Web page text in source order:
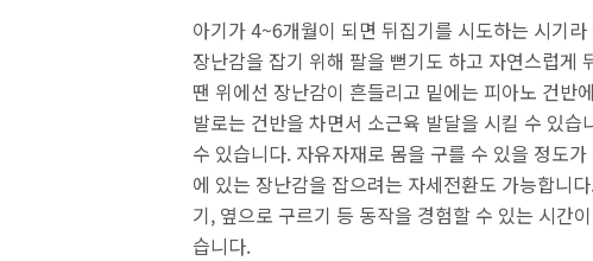
아기가 4~6개월이 되면 뒤집기를 시도하는 시기
장난감을 잡기 위해 팔을 뻗기도 하고 자연스럽게
땐 위에선 장난감이 흔들리고 밑에는 피아노 건반
발로는 건반을 차면서 소근육 발달을 시킬 수 있
수 있습니다. 자유자재로 몸을 구를 수 있을 정도
에 있는 장난감을 잡으려는 자세전환도 가능합니
기, 옆으로 구르기 등 동작을 경험할 수 있는 시간
습니다.